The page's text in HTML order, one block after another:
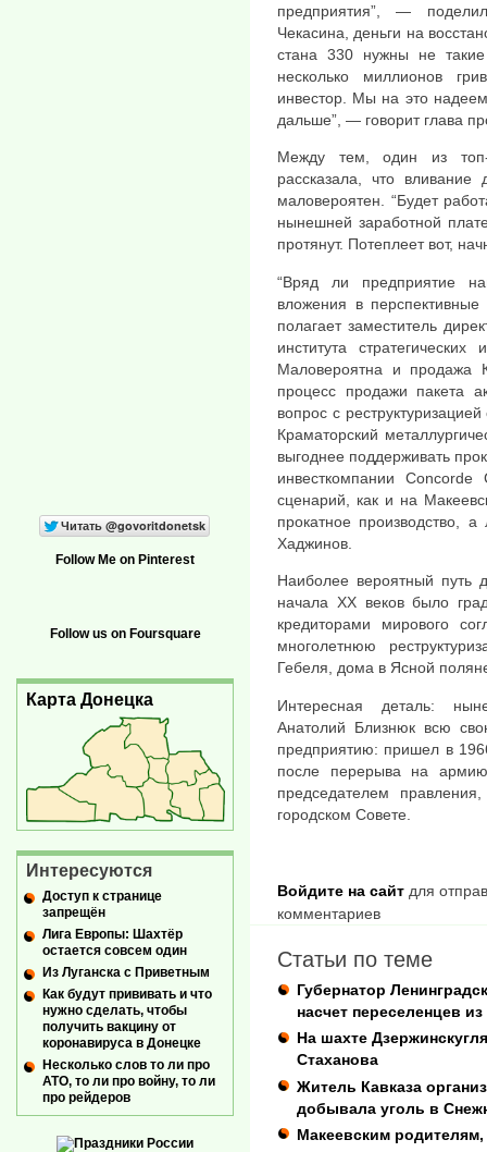
предприятия”, —
Чекасина, деньги на
стана 330 нужны не
несколько миллионов
инвестор. Мы на это
дальше”, — говорит глава
Между тем, один из топ-
рассказала, что
маловероятен. “Будет
нынешней заработной
протянут. Потеплеет вот,
“Вряд ли предприятие
вложения в
полагает заместитель
института
Маловероятна и продажа
процесс продажи пакета
вопрос с
Краматорский
выгоднее поддерживать
инвесткомпании
сценарий, как и на
прокатное производство,
Хаджинов.
Наиболее вероятный путь
начала XX веков было
кредиторами мирового
многолетнюю
Гебеля, дома в Ясной
Интересная деталь:
Анатолий Близнюк всю
предприятию: пришел в
после перерыва на
председателем
городском Совете.
Войдите на сайт для
комментариев
Статьи по теме
Губернатор
насчет переселенцев
На шахте
Стаханова
Житель Кавказа
добывала уголь в
Макеевским
Follow Me on Pinterest
Follow us on Foursquare
Карта Донецка
Интересуются
Доступ к странице
запрещён
Лига Европы: Шахтёр
остается совсем один
Из Луганска с Приветным
Как будут прививать и что
нужно сделать, чтобы
получить вакцину от
коронавируса в Донецке
Несколько слов то ли про
АТО, то ли про войну, то ли
про рейдеров